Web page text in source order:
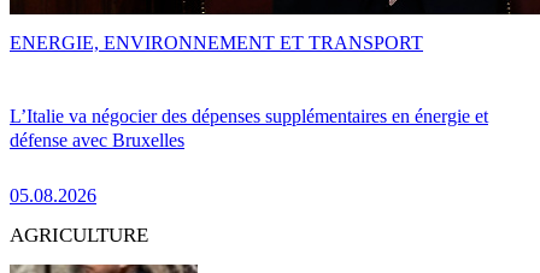
L’Italie va négocier des dépenses supplémentaires en énergie et
défense avec Bruxelles
05.08.2026
ENERGIE, ENVIRONNEMENT ET TRANSPORT
AGRICULTURE